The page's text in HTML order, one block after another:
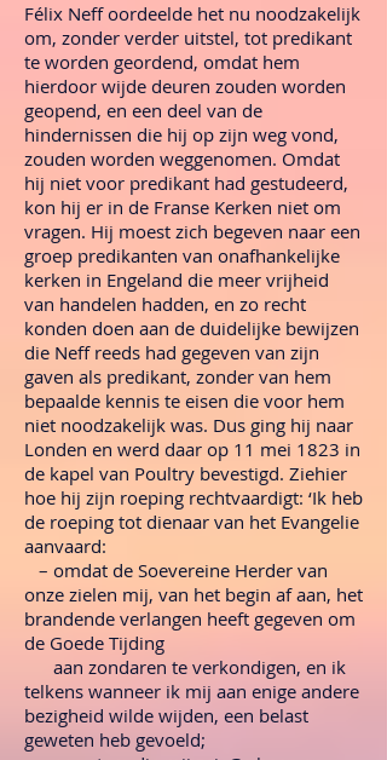
Félix Neff oordeelde het nu noodzakelijk
om, zonder verder uitstel, tot predikant
te worden geordend, omdat hem
hierdoor wijde deuren zouden worden
geopend, en een deel van de
hindernissen die hij op zijn weg vond,
zouden worden weggenomen. Omdat
hij niet voor predikant had gestudeerd,
kon hij er in de Franse Kerken niet om
vragen. Hij moest zich begeven naar een
groep predikanten van onafhankelijke
kerken in Engeland die meer vrijheid
van handelen hadden, en zo recht
konden doen aan de duidelijke bewijzen
die Neff reeds had gegeven van zijn
gaven als predikant, zonder van hem
bepaalde kennis te eisen die voor hem
niet noodzakelijk was. Dus ging hij naar
Londen en werd daar op 11 mei 1823 in
de kapel van Poultry bevestigd. Ziehier
hoe hij zijn roeping rechtvaardigt: ‘Ik heb
de roeping tot dienaar van het Evangelie
aanvaard:
– omdat de Soevereine Herder van
onze zielen mij, van het begin af aan, het
brandende verlangen heeft gegeven om
de Goede Tijding
aan zondaren te verkondigen, en ik
telkens wanneer ik mij aan enige andere
bezigheid wilde wijden, een belast
geweten heb gevoeld;